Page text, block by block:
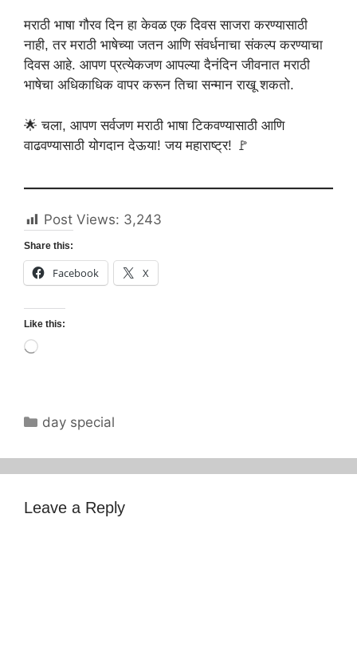
मराठी भाषा गौरव दिन हा केवळ एक दिवस साजरा करण्यासाठी
नाही, तर मराठी भाषेच्या जतन आणि संवर्धनाचा संकल्प करण्याचा
दिवस आहे. आपण प्रत्येकजण आपल्या दैनंदिन जीवनात मराठी
भाषेचा अधिकाधिक वापर करून तिचा सन्मान राखू शकतो.
🌟 चला, आपण सर्वजण मराठी भाषा टिकवण्यासाठी आणि
वाढवण्यासाठी योगदान देऊया! जय महाराष्ट्र! 🚩
Post Views: 3,243
Share this:
Facebook X
Like this:
Loading…
Categories
day special
Leave a Reply